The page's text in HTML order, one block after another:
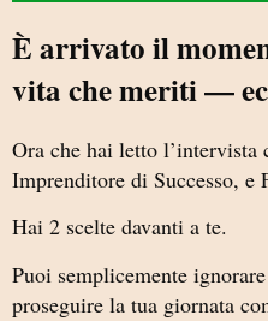
È arrivato il
vita che meriti —
Ora che hai letto l’intervista
Imprenditore di Successo,
Hai 2 scelte davanti a te.
Puoi semplicemente
proseguire la tua giornata